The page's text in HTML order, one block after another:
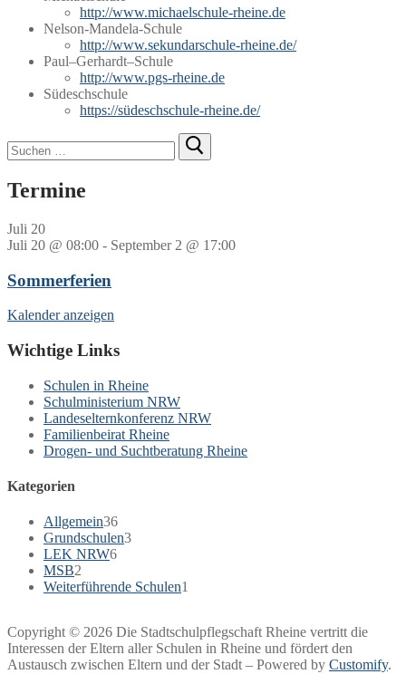
http://www.michaelschule-rheine.de
Nelson-Mandela-Schule
http://www.sekundarschule-rheine.de/
Paul–Gerhardt–Schule
http://www.pgs-rheine.de
Südeschschule
https://südeschschule-rheine.de/
Suchen
nach:
Termine
Juli 20
Juli 20 @ 08:00 - September 2 @ 17:00
Sommerferien
Kalender anzeigen
Wichtige Links
Schulen in Rheine
Schulministerium NRW
Landeselternkonferenz NRW
Familienbeirat Rheine
Drogen- und Suchtberatung Rheine
Kategorien
Allgemein36
Grundschulen3
LEK NRW6
MSB2
Weiterführende Schulen1
Copyright © 2026 Die Stadtschulpflegschaft Rheine vertritt die
Interessen der Eltern aller Schulen in Rheine und fördert den
Austausch zwischen Eltern und der Stadt – Powered by Customify.